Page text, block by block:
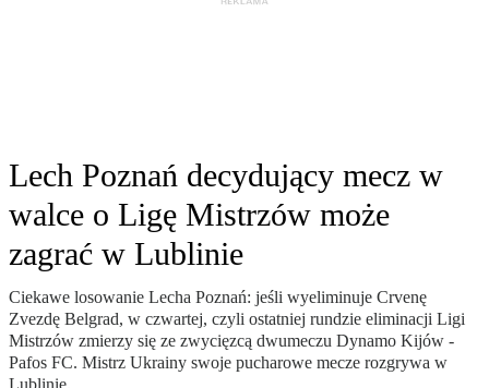
Lech Poznań decydujący mecz w
walce o Ligę Mistrzów może
zagrać w Lublinie
Ciekawe losowanie Lecha Poznań: jeśli wyeliminuje Crvenę
Zvezdę Belgrad, w czwartej, czyli ostatniej rundzie eliminacji Ligi
Mistrzów zmierzy się ze zwycięzcą dwumeczu Dynamo Kijów -
Pafos FC. Mistrz Ukrainy swoje pucharowe mecze rozgrywa w
Lublinie.